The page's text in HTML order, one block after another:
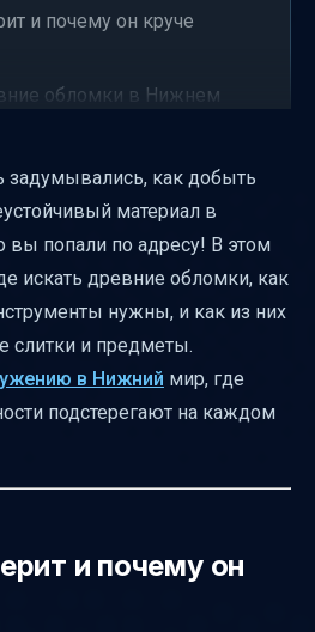
и почему он круче
обломки в Нижнем
древние обломки
добыча и меры
— игра на грани жизни и
и скорость добычи
предметов до
задумывались, как добыть
материал в
вы попали по адресу! В этом
искать древние обломки, как
нужны, и как из них
слитки и предметы.
в Нижний мир, где
подстерегают на каждом
и почему он